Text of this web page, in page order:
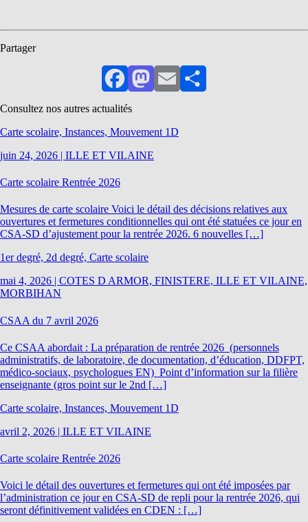
Partager
FacebookMastodon
EmailPartager
Consultez nos autres actualités
Carte scolaire, Instances, Mouvement 1D
juin 24, 2026 | ILLE ET VILAINE
Carte scolaire Rentrée 2026
Mesures de carte scolaire Voici le détail des décisions relatives aux
ouvertures et fermetures conditionnelles qui ont été statuées ce jour en
CSA-SD d’ajustement pour la rentrée 2026. 6 nouvelles […]
1er degré, 2d degré, Carte scolaire
mai 4, 2026 | COTES D ARMOR, FINISTERE, ILLE ET VILAINE,
MORBIHAN
CSAA du 7 avril 2026
Ce CSAA abordait : La préparation de rentrée 2026 (personnels
administratifs, de laboratoire, de documentation, d’éducation, DDFPT,
médico-sociaux, psychologues EN) Point d’information sur la filière
enseignante (gros point sur le 2nd […]
Carte scolaire, Instances, Mouvement 1D
avril 2, 2026 | ILLE ET VILAINE
Carte scolaire Rentrée 2026
Voici le détail des ouvertures et fermetures qui ont été imposées par
l’administration ce jour en CSA-SD de repli pour la rentrée 2026, qui
seront définitivement validées en CDEN : […]